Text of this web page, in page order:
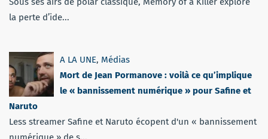
la perte d’ide...
A LA UNE, Médias
Mort de Jean Pormanove : voilà ce qu’implique
le « bannissement numérique » pour Safine et
Naruto
Less streamer Safine et Naruto écopent d'un « bannissement